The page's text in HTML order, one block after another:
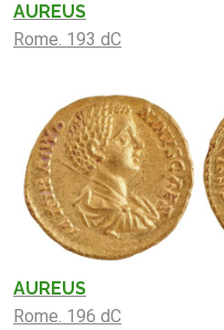
AUREUS
Rome. 193 dC
AUREUS
Rome. 196 dC